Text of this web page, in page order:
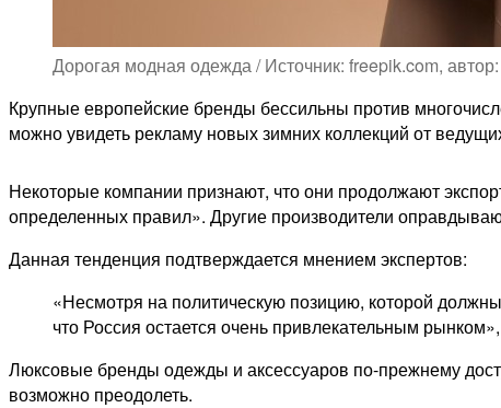
Дорогая модная одежда / Источник: freepik.com,
Крупные европейские бренды бессильны против
можно увидеть рекламу новых зимних коллекций от
Некоторые компании признают, что они продолжают
определенных правил». Другие производители
Данная тенденция подтверждается мнением экспертов:
«Несмотря на политическую позицию, которой
что Россия остается очень привлекательным
Люксовые бренды одежды и аксессуаров по-прежнему
возможно преодолеть.